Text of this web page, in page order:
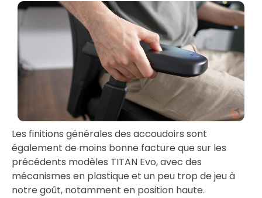
Les finitions générales des accoudoirs sont
également de moins bonne facture que sur les
précédents modèles TITAN Evo, avec des
mécanismes en plastique et un peu trop de jeu à
notre goût, notamment en position haute.